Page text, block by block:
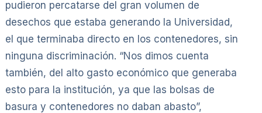
pudieron percatarse del gran volumen de
desechos que estaba generando la Universidad,
el que terminaba directo en los contenedores, sin
ninguna discriminación. “Nos dimos cuenta
también, del alto gasto económico que generaba
esto para la institución, ya que las bolsas de
basura y contenedores no daban abasto”,